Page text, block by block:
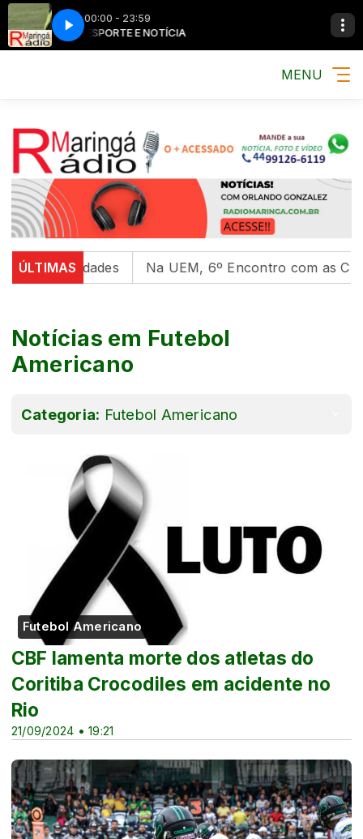
00:00 - 23:59
MÚSICA, ESPORTE E NOTÍCIA MÚSICA,
MENU
ÚLTIMAS Na UEM, 6º Encontro com as Culturas
Notícias em Futebol
Americano
Categoria: Futebol Americano
Futebol Americano
21/09/2024 • 19:21
CBF lamenta morte dos atletas do
Coritiba Crocodiles em acidente no
Rio